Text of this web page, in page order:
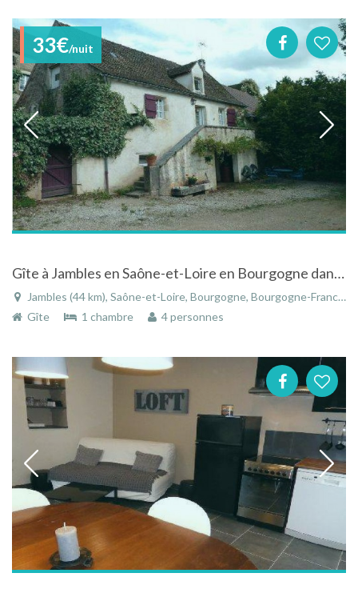
33€/nuit
Gîte à Jambles en Saône-et-Loire en Bourgogne dans un village viticole du Chalonnais
Jambles (44 km), Saône-et-Loire, Bourgogne, Bourgogne-Franche-Comté, France
Gîte
1 chambre 4 personnes